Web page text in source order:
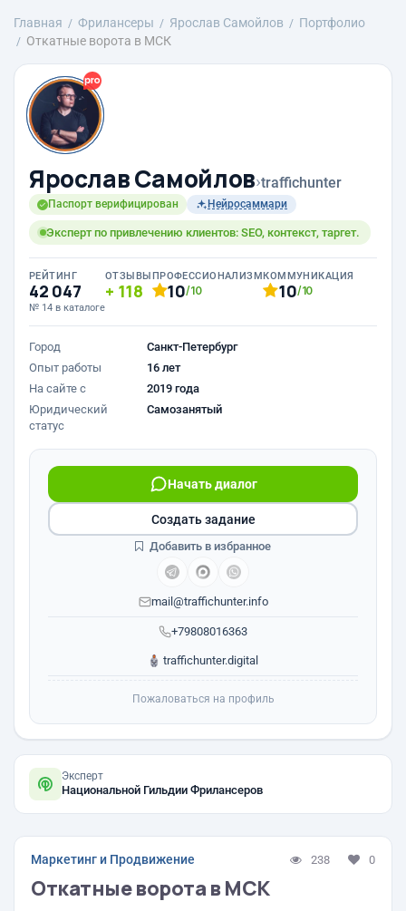
Главная Фрилансеры Ярослав Самойлов
Портфолио
Откатные ворота в МСК
Ярослав Самойлов›traffichunter
Паспорт верифицирован Нейросаммари
Эксперт по привлечению клиентов: SEO, контекст, таргет.
РЕЙТИНГ
42 047
№ 14 в каталоге
ОТЗЫВЫ
118
ПРОФЕССИОНАЛИЗМ
10/10
КОММУНИКАЦИЯ
10/10
Город
Санкт-Петербург
Опыт работы
16 лет
На сайте с
2019 года
Юридический
статус
Самозанятый
+79808016363
Начать диалог
mail@traffichunter.info
traffichunter.digital
Создать задание
Добавить в избранное
Пожаловаться на профиль
Эксперт
Национальной Гильдии Фрилансеров
Маркетинг и Продвижение 238 0
Откатные ворота в МСК